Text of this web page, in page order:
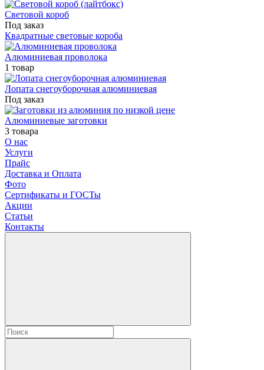
Световой короб
Под заказ
Квадратные световые короба
Алюминиевая проволока
1 товар
Лопата снегоуборочная алюминиевая
Под заказ
Алюминиевые заготовки
3 товара
О нас
Услуги
Прайс
Доставка и Оплата
Фото
Сертификаты и ГОСТы
Акции
Статьи
Контакты